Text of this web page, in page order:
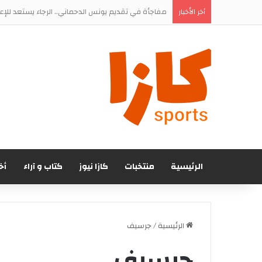
أخر الأخبار مفاجأة في تقديم يونس الدحماني.. الرجاء يستعد
الرئيسية منتخبات كازا نيوز كتاب و آراء
الرئيسية/جرسيف